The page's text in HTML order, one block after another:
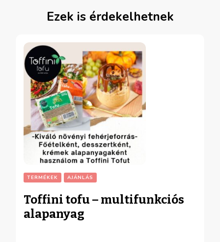
Ezek is érdekelhetnek
TERMÉKEK AJÁNLÁS
Toffini tofu – multifunkciós
alapanyag